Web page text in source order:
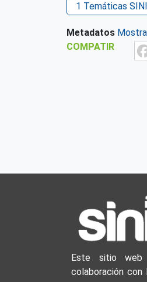
1 Temáticas
Metadatos
COMPATIR
Este sitio web
colaboración con